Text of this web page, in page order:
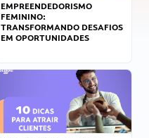
EMPREENDEDORISMO
FEMININO:
TRANSFORMANDO DESAFIOS
EM OPORTUNIDADES